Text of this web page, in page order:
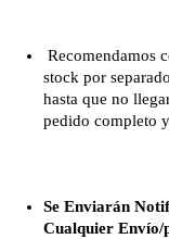
Recomendamos
stock por
hasta que no
pedido completo
Se Enviarán
Cualquier Envío/